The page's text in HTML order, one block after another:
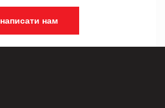
написати нам